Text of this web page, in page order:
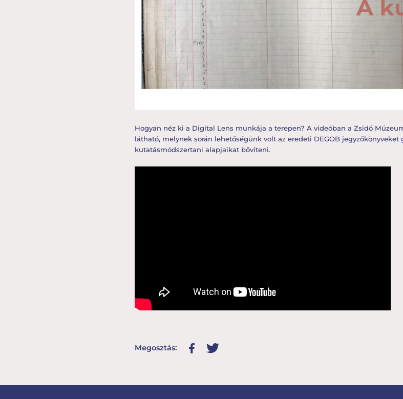
Hogyan néz ki a Digital Lens munkája a terepen? A videóban a Zsidó
látható, melynek során lehetőségünk volt az eredeti DEGOB
kutatásmódszertani alapjaikat bővíteni.
Megosztás: